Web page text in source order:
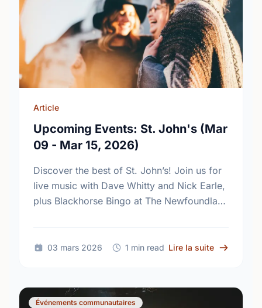
Article
Upcoming Events: St. John's (Mar
09 - Mar 15, 2026)
Discover the best of St. John’s! Join us for
live music with Dave Whitty and Nick Earle,
plus Blackhorse Bingo at The Newfoundland
03 mars 2026 1 min read Lire la suite sur
Événements communautaires